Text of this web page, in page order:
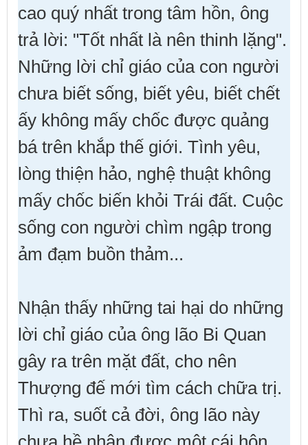
cao quý nhất trong tâm hồn, ông
trả lời: "Tốt nhất là nên thinh lặng".
Những lời chỉ giáo của con người
chưa biết sống, biết yêu, biết chết
ấy không mấy chốc được quảng
bá trên khắp thế giới. Tình yêu,
lòng thiện hảo, nghệ thuật không
mấy chốc biến khỏi Trái đất. Cuộc
sống con người chìm ngập trong
ảm đạm buồn thảm...
Nhận thấy những tai hại do những
lời chỉ giáo của ông lão Bi Quan
gây ra trên mặt đất, cho nên
Thượng đế mới tìm cách chữa trị.
Thì ra, suốt cả đời, ông lão này